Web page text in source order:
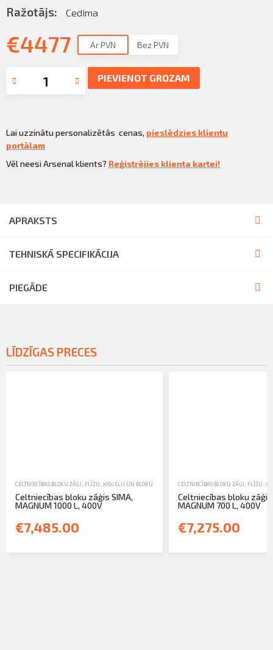
KLIENTU PORTĀLS
KĻŪT PAR KLIENTU
Ražotājs: Cedima
€4477 Ar PVN Bez PVN
PIEVIENOT GROZAM
Lai uzzinātu personalizētās cenas, pieslēdzies klientu
portālam
Vēl neesi Arsenal klients? Reģistrējies klienta kartei!
APRAKSTS
TEHNISKĀ SPECIFIKĀCIJA
PIEGĀDE
LĪDZĪGAS PRECES
CELTNIECĪBAS BLOKU ZĀĢI FLĪŽU, ĶIEĢEĻU UN BLOKU ZĀĢI TIRDZNIECĪBA
Celtniecības bloku zāģis SIMA,
MAGNUM 1000 L, 400V
€7,485.00
CELTNIECĪBAS BLOKU ZĀĢI FLĪŽU,
Celtniecības bloku zāģis
MAGNUM 700 L, 400V
€7,275.00